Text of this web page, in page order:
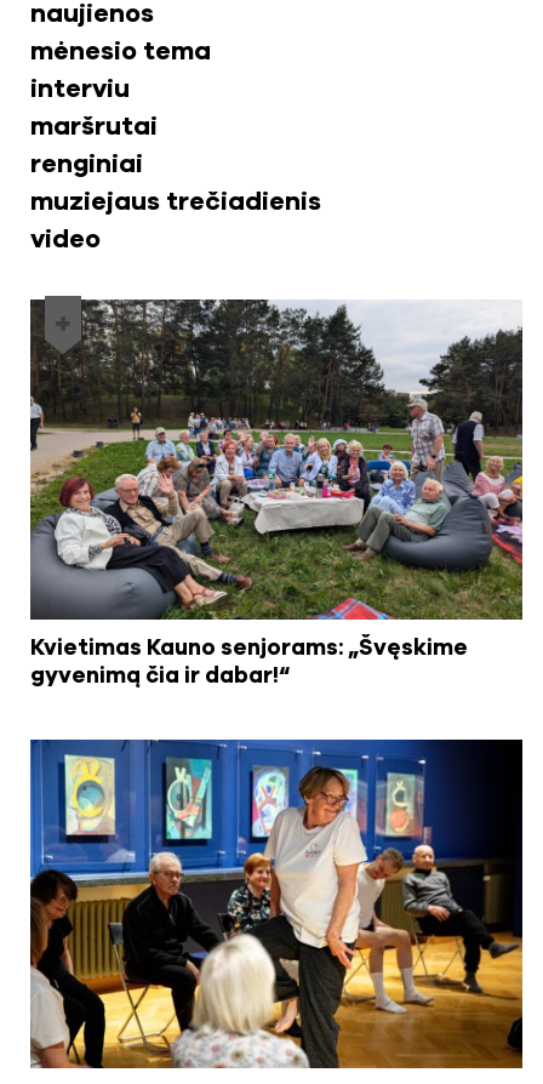
Kvietimas Kauno senjorams: „Švęskime
gyvenimą čia ir dabar!“
naujienos
mėnesio tema
interviu
maršrutai
renginiai
muziejaus trečiadienis
video